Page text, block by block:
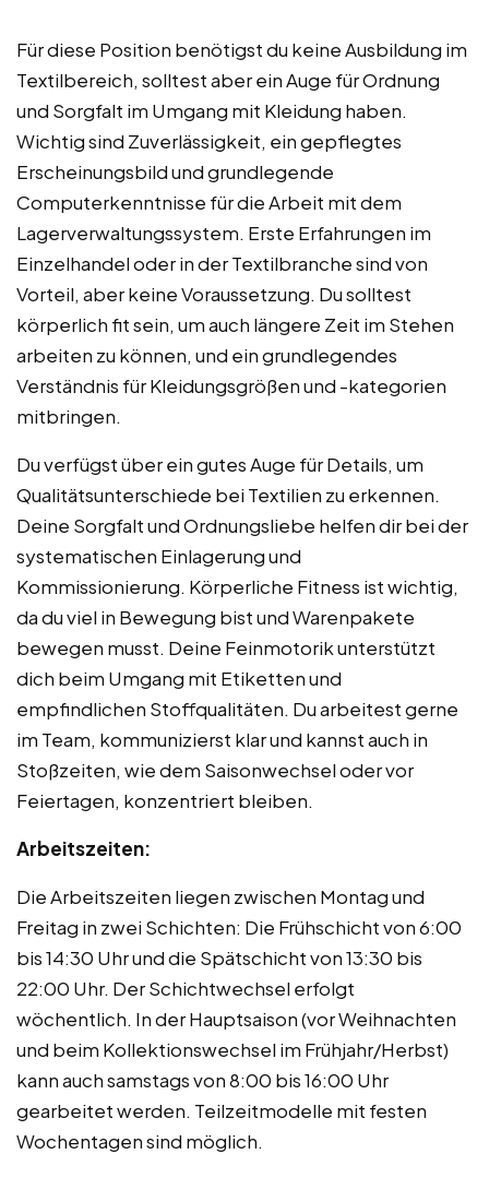
Für diese Position benötigst du keine Ausbildung im
Textilbereich, solltest aber ein Auge für Ordnung
und Sorgfalt im Umgang mit Kleidung haben.
Wichtig sind Zuverlässigkeit, ein gepflegtes
Erscheinungsbild und grundlegende
Computerkenntnisse für die Arbeit mit dem
Lagerverwaltungssystem. Erste Erfahrungen im
Einzelhandel oder in der Textilbranche sind von
Vorteil, aber keine Voraussetzung. Du solltest
körperlich fit sein, um auch längere Zeit im Stehen
arbeiten zu können, und ein grundlegendes
Verständnis für Kleidungsgrößen und -kategorien
mitbringen.
Du verfügst über ein gutes Auge für Details, um
Qualitätsunterschiede bei Textilien zu erkennen.
Deine Sorgfalt und Ordnungsliebe helfen dir bei der
systematischen Einlagerung und
Kommissionierung. Körperliche Fitness ist wichtig,
da du viel in Bewegung bist und Warenpakete
bewegen musst. Deine Feinmotorik unterstützt
dich beim Umgang mit Etiketten und
empfindlichen Stoffqualitäten. Du arbeitest gerne
im Team, kommunizierst klar und kannst auch in
Stoßzeiten, wie dem Saisonwechsel oder vor
Feiertagen, konzentriert bleiben.
Arbeitszeiten:
Die Arbeitszeiten liegen zwischen Montag und
Freitag in zwei Schichten: Die Frühschicht von 6:00
bis 14:30 Uhr und die Spätschicht von 13:30 bis
22:00 Uhr. Der Schichtwechsel erfolgt
wöchentlich. In der Hauptsaison (vor Weihnachten
und beim Kollektionswechsel im Frühjahr/Herbst)
kann auch samstags von 8:00 bis 16:00 Uhr
gearbeitet werden. Teilzeitmodelle mit festen
Wochentagen sind möglich.